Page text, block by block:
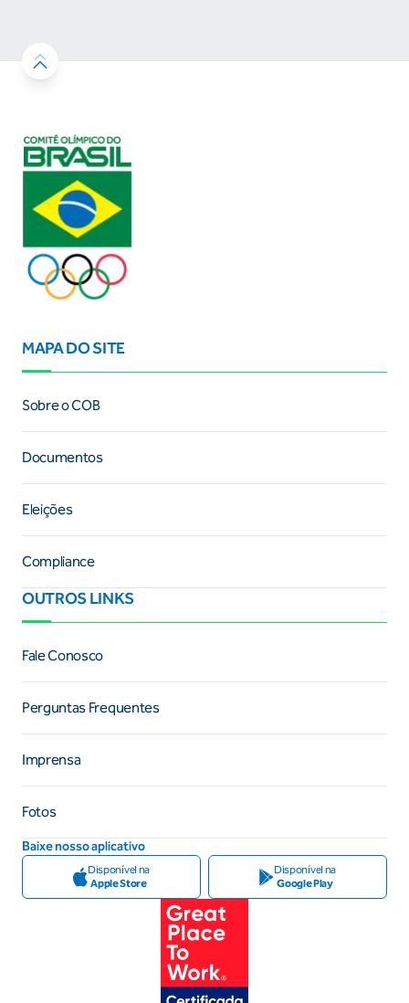
MAPA DO SITE
Sobre o COB
Documentos
Eleições
Compliance
OUTROS LINKS
Fale Conosco
Perguntas Frequentes
Imprensa
Fotos
Baixe nosso aplicativo
Disponível na
Apple Store
Disponível na
Google Play